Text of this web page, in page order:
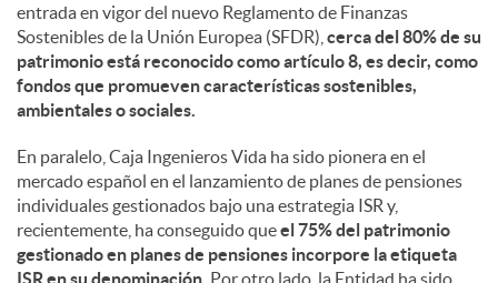
entrada en vigor del nuevo Reglamento de Finanzas
Sostenibles de la Unión Europea (SFDR), cerca del 80% de su
patrimonio está reconocido como artículo 8, es decir, como
fondos que promueven características sostenibles,
ambientales o sociales.
En paralelo, Caja Ingenieros Vida ha sido pionera en el
mercado español en el lanzamiento de planes de pensiones
individuales gestionados bajo una estrategia ISR y,
recientemente, ha conseguido queel 75% del patrimonio
gestionado en planes de pensiones incorpore la etiqueta